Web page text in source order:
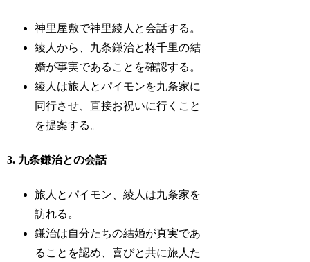
神里屋敷で神里綾人と会話する。
綾人から、九条鎌治と柊千里の結
婚が事実であることを確認する。
綾人は旅人とパイモンを九条家に
同行させ、直接お祝いに行くこと
を提案する。
3. 九条鎌治との会話
旅人とパイモン、綾人は九条家を
訪れる。
鎌治は自分たちの結婚が真実であ
ることを認め、喜びと共に旅人た